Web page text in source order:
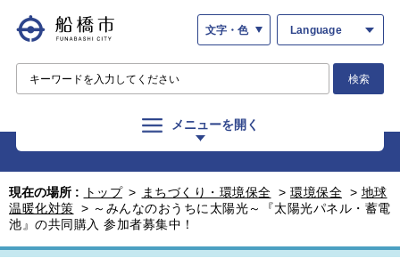
文字・色 Language
検索
メニューを開く
現在の場所 : トップ > まちづくり・環境保全 > 環境保全 > 地球
温暖化対策 > ～みんなのおうちに太陽光～『太陽光パネル・蓄電
池』の共同購入 参加者募集中！